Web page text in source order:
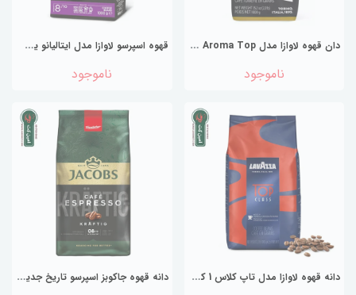
د
ان قهوه لاوازا مدل Aroma Top (1کیلوگرم) تاریخ جدید 2026
ناموجود
ق
هوه اسپرسو لاوازا مدل ایتالیانو یک کیلویی LAVAZZA تاریخ جدید 2026
ناموجود
د
انه قهوه لاوازا مدل تاپ کلاس 1 کیلو گرمی | Lavazza Top Class
د
انه قهوه جاکوبز اسپرسو تاریخ جدید 2026